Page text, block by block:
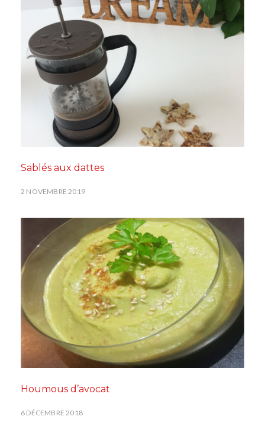
Sablés aux dattes
2 NOVEMBRE 2019
Houmous d’avocat
6 DÉCEMBRE 2018